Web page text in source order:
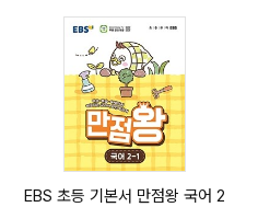
EBS 초등 기본서 만점왕 국어 2